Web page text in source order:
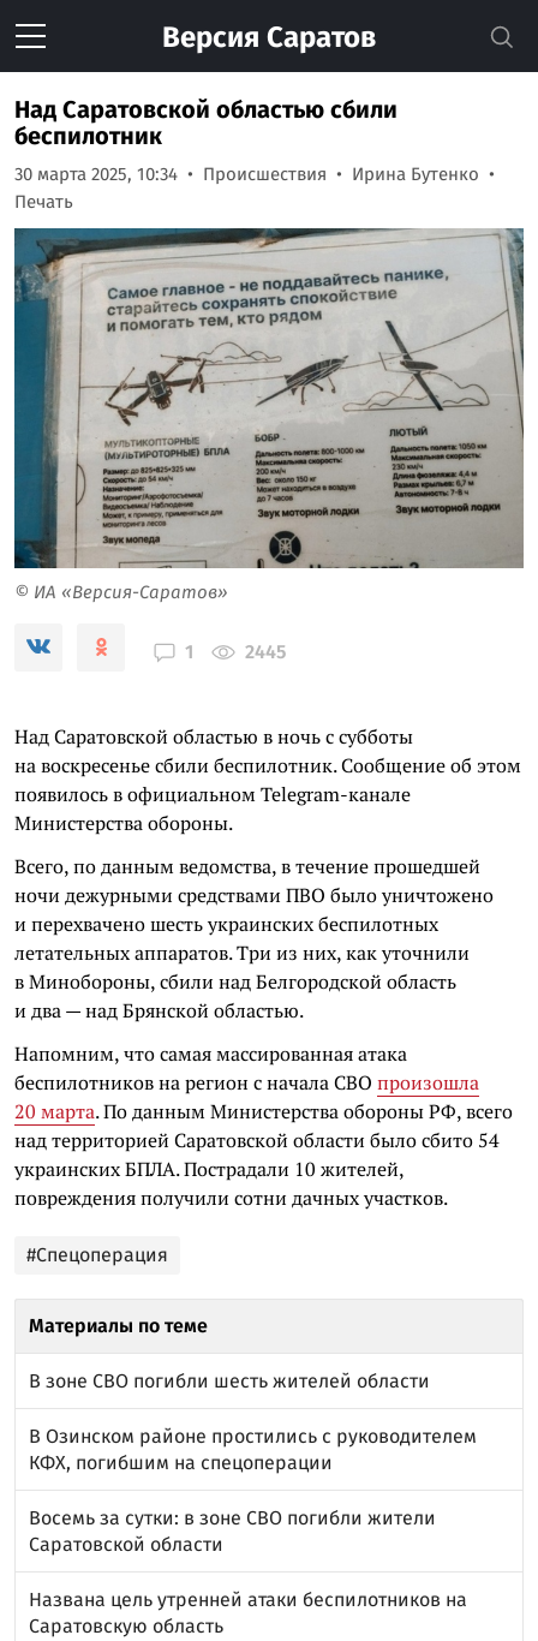
Версия Саратов
Над Саратовской областью сбили
беспилотник
30 марта 2025, 10:34 Происшествия
Ирина Бутенко
Печать
© ИА «Версия-Саратов»
1 2445
Над Саратовской областью в ночь с субботы
на воскресенье сбили беспилотник. Сообщение об этом
появилось в официальном Telegram-канале
Министерства обороны.
Всего, по данным ведомства, втечение прошедшей
ночи дежурными средствами ПВО было уничтожено
и перехвачено шесть украинских беспилотных
летательных аппаратов. Три из них, как уточнили
в Минобороны, сбили над Белгородской область
и два — над Брянской областью.
Напомним, что самая массированная атака
беспилотников на регион с начала СВО произошла
20 марта. По данным Министерства обороны РФ, всего
над территорией Саратовской области было сбито 54
украинских БПЛА. Пострадали 10 жителей,
повреждения получили сотни дачных участков.
#Спецоперация
Материалы по теме
В зоне СВО погибли шесть жителей области
В Озинском районе простились с руководителем
КФХ, погибшим на спецоперации
Восемь за сутки: в зоне СВО погибли жители
Саратовской области
Названа цель утренней атаки беспилотников на
Саратовскую область